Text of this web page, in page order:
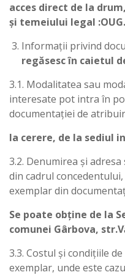
acces direct de la
și temeiului legal
Informații privind
regăsesc în caietul
3.1. Modalitatea sau
interesate pot intra în
documentaţiei de
la cerere, de la sediul
3.2. Denumirea şi
din cadrul
exemplar din
Se poate obține de la
comunei Gârbova,
3.3. Costul şi condiţiile
exemplar, unde este